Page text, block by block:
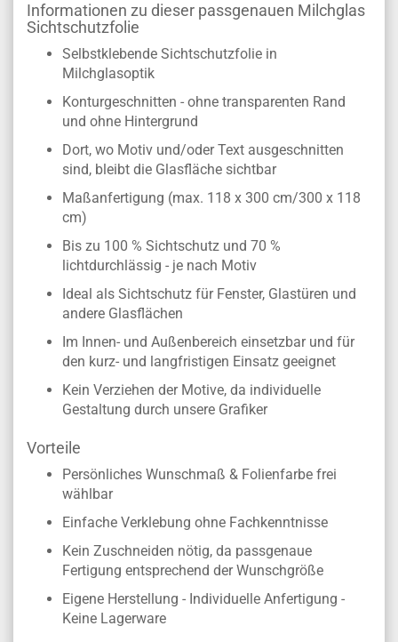
Informationen zu dieser passgenauen Milchglas
Sichtschutzfolie
Selbstklebende Sichtschutzfolie in
Milchglasoptik
Konturgeschnitten - ohne transparenten Rand
und ohne Hintergrund
Dort, wo Motiv und/oder Text ausgeschnitten
sind, bleibt die Glasfläche sichtbar
Maßanfertigung (max. 118 x 300 cm/300 x 118
cm)
Bis zu 100 % Sichtschutz und 70 %
lichtdurchlässig - je nach Motiv
Ideal als Sichtschutz für Fenster, Glastüren und
andere Glasflächen
Im Innen- und Außenbereich einsetzbar und für
den kurz- und langfristigen Einsatz geeignet
Kein Verziehen der Motive, da individuelle
Gestaltung durch unsere Grafiker
Vorteile
Persönliches Wunschmaß & Folienfarbe frei
wählbar
Einfache Verklebung ohne Fachkenntnisse
Kein Zuschneiden nötig, da passgenaue
Fertigung entsprechend der Wunschgröße
Eigene Herstellung - Individuelle Anfertigung -
Keine Lagerware